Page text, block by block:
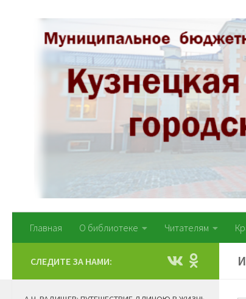
Перейти к содержимому
Главная О библиотеке Читателям
СЛЕДИТЕ ЗА НАМИ: